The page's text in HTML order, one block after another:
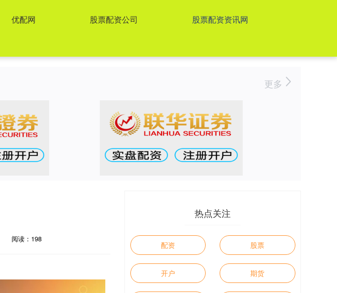
优配网 股票配资公司 股票配资资讯网
更多
阅读：198
热点关注
配资 股票
开户 期货